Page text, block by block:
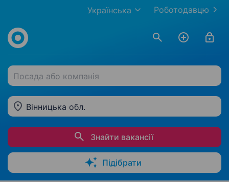
Роботодавцю
Українська
Посада або компанія
Вінницька обл.
Знайти вакансії
Підібрати